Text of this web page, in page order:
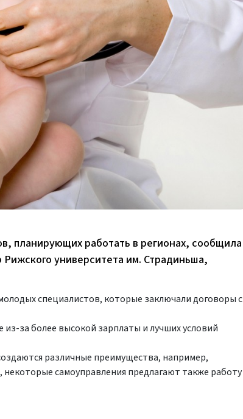
планирующих работать в регионах, сообщила
университета им. Страдиньша,
специалистов, которые заключали договоры с
за более высокой зарплаты и лучших условий
различные преимущества, например,
самоуправления предлагают также работу